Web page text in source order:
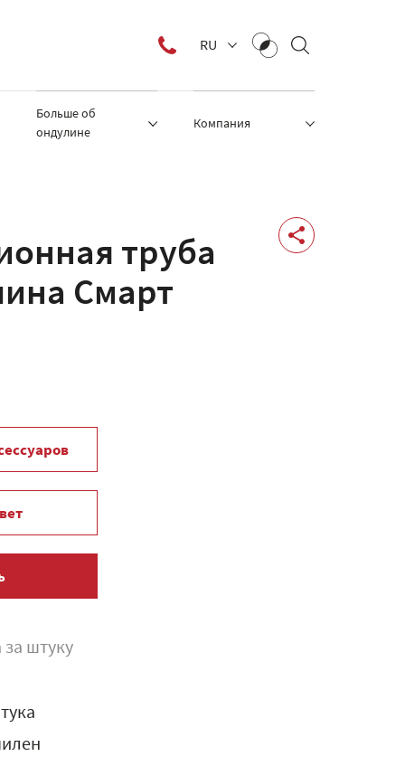
RU
Больше об
ондулине
Компания
труба
Смарт
штуку